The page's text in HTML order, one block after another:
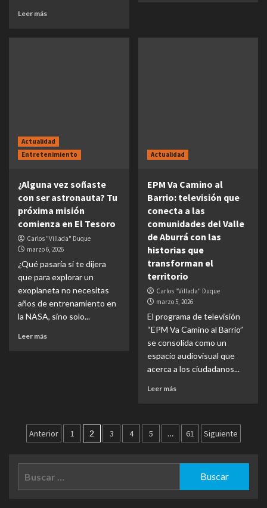
Leer más
Actualidad
Entretenimiento
¿Alguna vez soñaste
con ser astronauta? Tu
próxima misión
comienza en El Tesoro
Carlos "Villada" Duque
marzo 6, 2026
¿Qué pasaría si te dijera
que para explorar un
exoplaneta no necesitas
años de entrenamiento en
la NASA, sino solo...
Leer más
Actualidad
EPM Va Camino al
Barrio: televisión que
conecta a las
comunidades del Valle
de Aburrá con las
historias que
transforman el
territorio
Carlos "Villada" Duque
marzo 5, 2026
El programa de televisión
“EPM Va Camino al Barrio”
se consolida como un
espacio audiovisual que
acerca a los ciudadanos...
Leer más
Paginación
entradas
Anterior 1 2 3 4 5 … 61 Siguiente